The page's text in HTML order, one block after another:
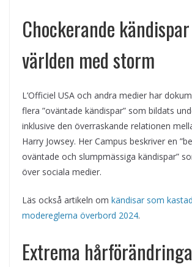
Chockerande
världen med storm
L’Officiel USA och andra medier har
flera ”oväntade kändispar” som bildats
inklusive den överraskande relationen
Harry Jowsey. Her Campus beskriver en
oväntade och slumpmässiga kändispar”
över sociala medier.
Läs också artikeln om kändisar som
modereglerna överbord 2024.
Extrema